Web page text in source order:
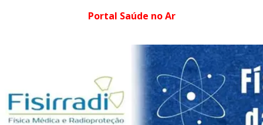
Portal Saúde no Ar